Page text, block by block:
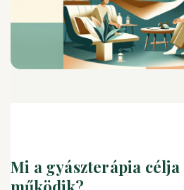
Mi a gyászterápia célja